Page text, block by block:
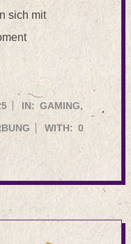
sich mit
IN: GAMING,
WITH: 0